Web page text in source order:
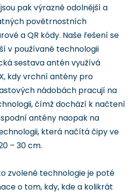
pak výrazně odolnější a
povětrnostních
a QR kódy. Naše řešení se
v používané technologii
sestava antén využívá
kdy vrchní antény pro
nádobách pracují na
čímž dochází k načtení
antény naopak na
která načítá čipy ve
– 30 cm.
zvolené technologie je poté
o tom, kdy, kde a kolikrát